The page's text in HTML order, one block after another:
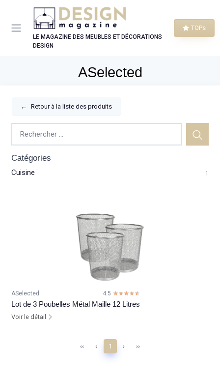
LE MAGAZINE DES MEUBLES ET DÉCORATIONS
DESIGN
TOPs
ASelected
← Retour à la liste des produits
Catégories
Cuisine 1
ASelected 4.5 ☆☆☆☆☆
★★★★★
Lot de 3 Poubelles Métal Maille 12 Litres
Voir le détail
‹‹ ‹ 1 › ››
Panneau de gestion des cookies